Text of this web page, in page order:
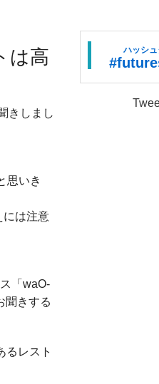
は高
きしまし
思いき
には注意
「waO-
聞きする
るレスト
ハッシュ